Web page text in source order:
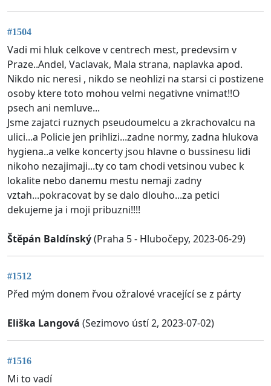
#1504
Vadi mi hluk celkove v centrech mest, predevsim v
Praze..Andel, Vaclavak, Mala strana, naplavka apod.
Nikdo nic neresi , nikdo se neohlizi na starsi ci postizene
osoby ktere toto mohou velmi negativne vnimat!!O
psech ani nemluve...
Jsme zajatci ruznych pseudoumelcu a zkrachovalcu na
ulici...a Policie jen prihlizi...zadne normy, zadna hlukova
hygiena..a velke koncerty jsou hlavne o bussinesu lidi
nikoho nezajimaji...ty co tam chodi vetsinou vubec k
lokalite nebo danemu mestu nemaji zadny
vztah...pokracovat by se dalo dlouho...za petici
dekujeme ja i moji pribuzni!!!!
Štěpán Baldínský(Praha 5 - Hlubočepy, 2023-06-29)
#1512
Před mým donem řvou ožralové vracející se z párty
Eliška Langová (Sezimovo ústí 2, 2023-07-02)
#1516
Mi to vadí